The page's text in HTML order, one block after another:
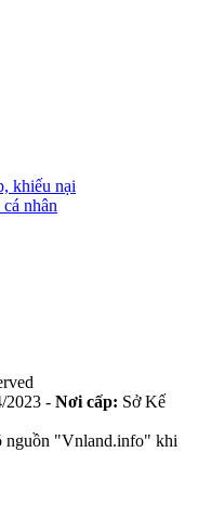
khiếu nại
nhân
2023 - Nơi cấp: Sở Kế
nguồn "Vnland.info" khi